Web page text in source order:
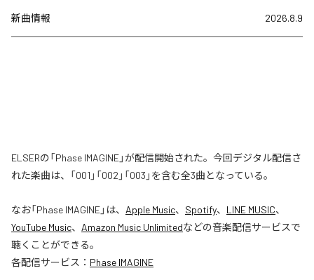
新曲情報 2026.8.9
ELSERの「Phase IMAGINE」が配信開始された。今回デジタル配信さ
れた楽曲は、「001」「002」「003」を含む全3曲となっている。
なお「Phase IMAGINE」は、 Apple Music、 Spotify、 LINE MUSIC、
YouTube Music、 Amazon Music Unlimitedなどの音楽配信サービスで
聴くことができる。
各配信サービス： Phase IMAGINE